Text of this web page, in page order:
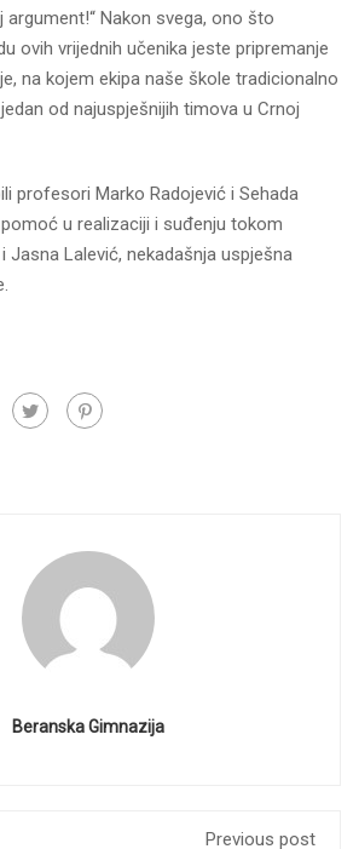
argument!“ Nakon svega, ono što
ovih vrijednih učenika jeste pripremanje
na kojem ekipa naše škole tradicionalno
od najuspješnijih timova u Crnoj
profesori Marko Radojević i Sehada
u realizaciji i suđenju tokom
Jasna Lalević, nekadašnja uspješna
Beranska Gimnazija
Previous post